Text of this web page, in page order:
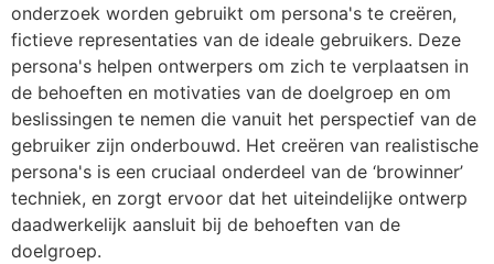
onderzoek worden gebruikt om persona's te creëren,
fictieve representaties van de ideale gebruikers. Deze
persona's helpen ontwerpers om zich te verplaatsen in
de behoeften en motivaties van de doelgroep en om
beslissingen te nemen die vanuit het perspectief van de
gebruiker zijn onderbouwd. Het creëren van realistische
persona's is een cruciaal onderdeel van de ‘browinner’
techniek, en zorgt ervoor dat het uiteindelijke ontwerp
daadwerkelijk aansluit bij de behoeften van de
doelgroep.